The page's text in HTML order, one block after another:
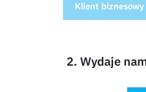
Klient biznesowy
2. Wydaje